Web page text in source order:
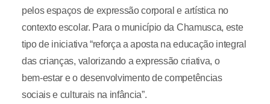
pelos espaços de expressão corporal e artística no
contexto escolar. Para o município da Chamusca, este
tipo de iniciativa “reforça a aposta na educação integral
das crianças, valorizando a expressão criativa, o
bem‑estar e o desenvolvimento de competências
sociais e culturais na infância”.